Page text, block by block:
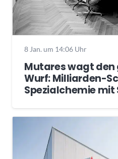
8 Jan. um 14:06 Uhr
Mutares wagt
Wurf: Milliarden-
Spezialchemie mit